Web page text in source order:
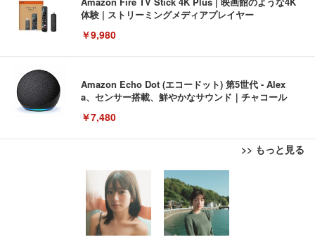
体験 | ストリーミングメディアプレイヤー
￥9,980
Amazon Echo Dot (エコードット) 第5世代 - Alex
a、センサー搭載、鮮やかなサウンド｜チャコール
￥7,480
>> もっと見る
[EdoErgo] オフィスチェア 椅子 テレワーク 疲れな
い 跳ね上げ式アームレスト コンパクト 約105度ロッ
キング pc 事務椅子 360度回転 座面昇降 強化ナイロ
ン樹脂ベース 通気性メッシュ 在宅ワーク H-WY01
(黒網+黒枠+黒足)
￥5,699
EIZO ビジネス向けプレミアムモニター | FlexScan
EV3240X-WT | 31.5型4K UHD・USB Type-C・ホワ
イト
￥105,595
Amazonベーシック ペットシーツ 薄型 レギュラー 1
回使い捨て 無香料 ホワイト 300枚
￥3,373